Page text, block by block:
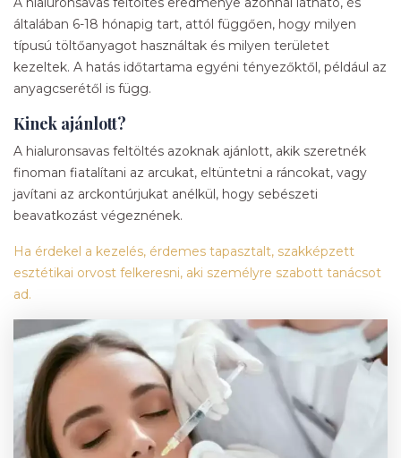
általában 6-18 hónapig tart, attól függően, hogy milyen
típusú töltőanyagot használtak és milyen területet
kezeltek. A hatás időtartama egyéni tényezőktől, például az
anyagcserétől is függ.
Kinek ajánlott?
A hialuronsavas feltöltés azoknak ajánlott, akik szeretnék
finoman fiatalítani az arcukat, eltüntetni a ráncokat, vagy
javítani az arckontúrjukat anélkül, hogy sebészeti
beavatkozást végeznének.
Ha érdekel a kezelés, érdemes tapasztalt, szakképzett
esztétikai orvost felkeresni, aki személyre szabott tanácsot
ad.